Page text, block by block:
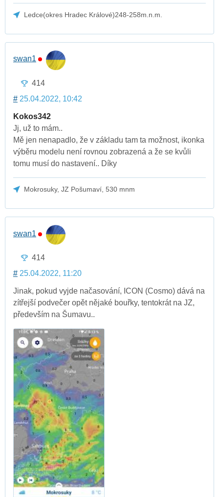
Ledce(okres Hradec Králové)248-258m.n.m.
swan1
414
# 25.04.2022, 10:42
Kokos342
Jj, už to mám..
Mě jen nenapadlo, že v základu tam ta možnost, ikonka
výběru modelu není rovnou zobrazená a že se kvůli
tomu musí do nastavení.. Díky
Mokrosuky, JZ Pošumaví, 530 mnm
swan1
414
# 25.04.2022, 11:20
Jinak, pokud vyjde načasování, ICON (Cosmo) dává na
zítřejší podvečer opět nějaké bouřky, tentokrát na JZ,
především na Šumavu..